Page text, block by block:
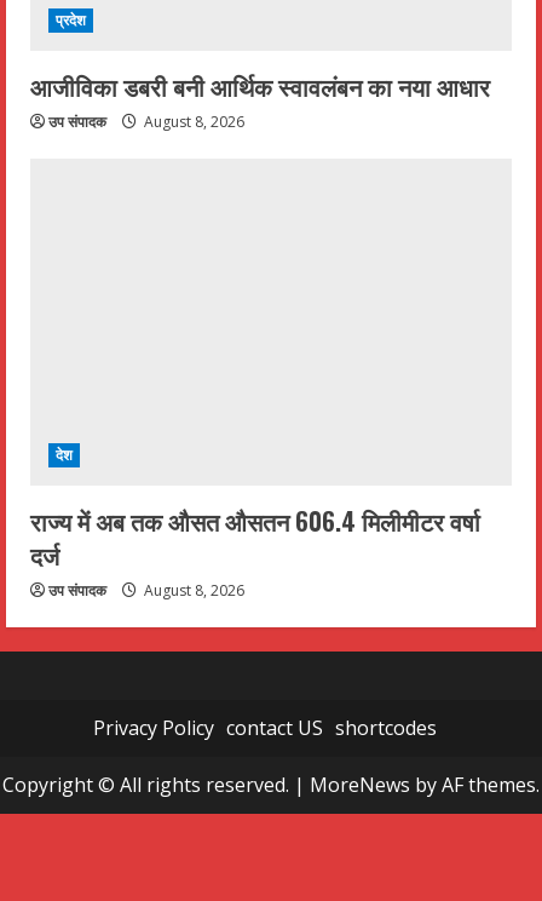
प्रदेश
आजीविका डबरी बनी आर्थिक स्वावलंबन का नया आधार
उप संपादक August 8, 2026
देश
राज्य में अब तक औसत औसतन 606.4 मिलीमीटर वर्षा
दर्ज
उप संपादक August 8, 2026
Privacy Policy contact US shortcodes
Copyright © All rights reserved. | MoreNews by AF themes.